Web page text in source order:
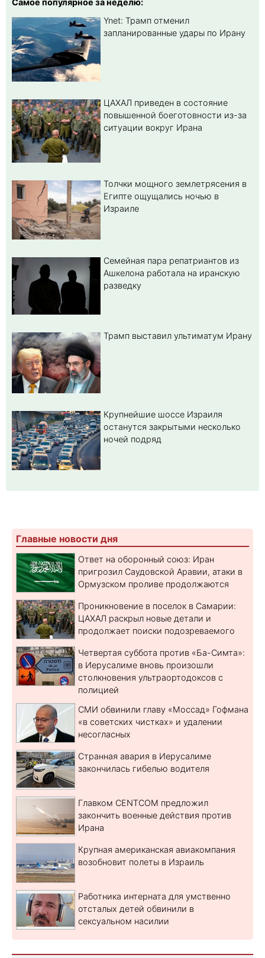
Ynet: Трамп отменил
запланированные удары по Ирану
ЦАХАЛ приведен в состояние
повышенной боеготовности из-за
ситуации вокруг Ирана
Толчки мощного землетрясения в
Египте ощущались ночью в
Израиле
Семейная пара репатриантов из
Ашкелона работала на иранскую
разведку
Трамп выставил ультиматум Ирану
Крупнейшие шоссе Израиля
останутся закрытыми несколько
ночей подряд
Главные новости дня
Ответ на оборонный союз: Иран
пригрозил Саудовской Аравии, атаки в
Ормузском проливе продолжаются
Проникновение в поселок в Самарии:
ЦАХАЛ раскрыл новые детали и
продолжает поиски подозреваемого
Четвертая суббота против «Ба-Симта»:
в Иерусалиме вновь произошли
столкновения ультраортодоксов с
полицией
СМИ обвинили главу «Моссад» Гофмана
«в советских чистках» и удалении
несогласных
Странная авария в Иерусалиме
закончилась гибелью водителя
Главком CENTCOM предложил
закончить военные действия против
Ирана
Крупная американская авиакомпания
возобновит полеты в Израиль
Работника интерната для умственно
отсталых детей обвинили в
сексуальном насилии